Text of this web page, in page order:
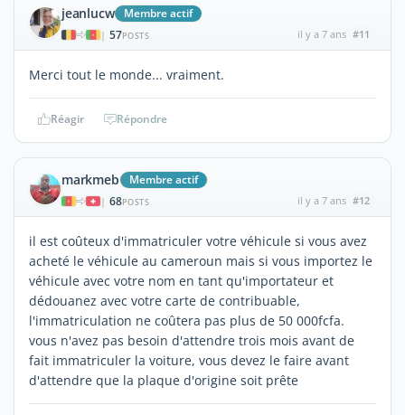
jeanlucw Membre actif
| 57POSTS il y a 7 ans #11
Merci tout le monde... vraiment.
Réagir Répondre
markmeb Membre actif
| 68POSTS il y a 7 ans #12
il est coûteux d'immatriculer votre véhicule si vous avez
acheté le véhicule au cameroun mais si vous importez le
véhicule avec votre nom en tant qu'importateur et
dédouanez avec votre carte de contribuable,
l'immatriculation ne coûtera pas plus de 50 000fcfa.
vous n'avez pas besoin d'attendre trois mois avant de
fait immatriculer la voiture, vous devez le faire avant
d'attendre que la plaque d'origine soit prête